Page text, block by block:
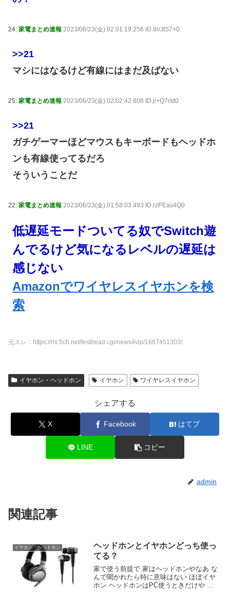
24: 家電まとめ速報 2023/06/23(金) 02:01:19.256 ID:8r/JtS7+0
>>21
マシにはなるけど有線にはまだ及ばない
25: 家電まとめ速報 2023/06/23(金) 02:02:42.808 ID:jl+Q7rId0
>>21
ガチゲーマーほどマウスもキーボードもヘッドホ
ンも有線使ってるだろ
そういうことだ
22: 家電まとめ速報 2023/06/23(金) 01:58:03.493 ID:rzPEas4Q0
低遅延モードついてる奴でSwitch遊
んでるけど気になるレベルの遅延は
感じない
Amazonでワイヤレスイヤホンを検
索
元スレ：https://mi.5ch.net/test/read.cgi/news4vip/1687451303/
イヤホン・ヘッドホン イヤホン ワイヤレスイヤホン
シェアする
X Facebook はてブ
LINE コピー
admin
関連記事
イヤホン・ヘッドホン
ヘッドホンとイヤホンどっち使っ
てる？
家で使う前提で 家はヘッドホンやなあ な
んで聞かれたら特に意味はない ほぼイヤ
ホン ヘッドホンはPC使うときだけや ま